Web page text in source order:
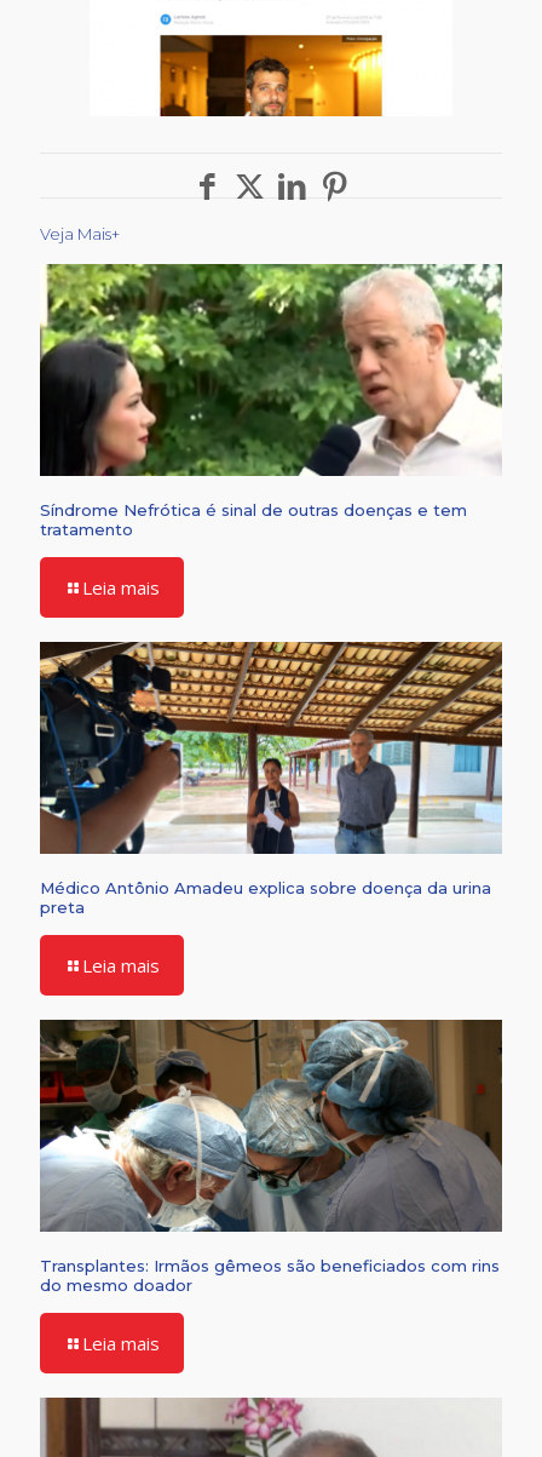
Veja Mais+
Síndrome Nefrótica é sinal de outras doenças e tem
tratamento
Leia mais
Médico Antônio Amadeu explica sobre doença da urina
preta
Leia mais
Transplantes: Irmãos gêmeos são beneficiados com rins
do mesmo doador
Leia mais